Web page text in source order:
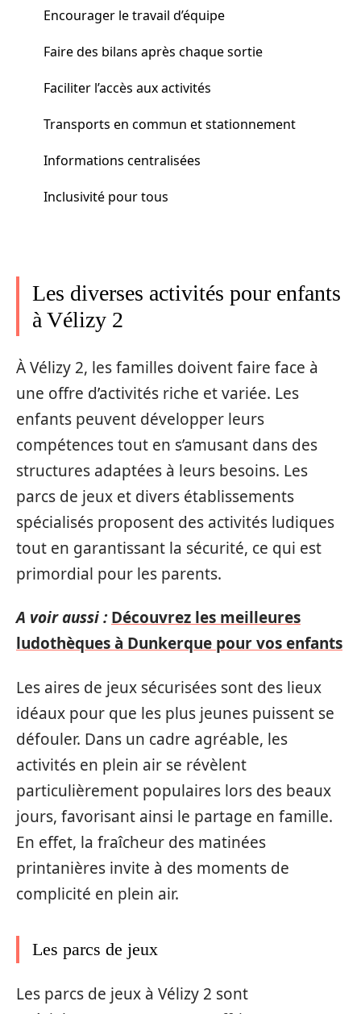
Encourager le travail d’équipe
Faire des bilans après chaque sortie
Faciliter l’accès aux activités
Transports en commun et stationnement
Informations centralisées
Inclusivité pour tous
Les diverses activités pour enfants
à Vélizy 2
À Vélizy 2, les familles doivent faire face à
une offre d’activités riche et variée. Les
enfants peuvent développer leurs
compétences tout en s’amusant dans des
structures adaptées à leurs besoins. Les
parcs de jeux et divers établissements
spécialisés proposent des activités ludiques
tout en garantissant la sécurité, ce qui est
primordial pour les parents.
A voir aussi : Découvrez les meilleures
ludothèques à Dunkerque pour vos enfants
Les aires de jeux sécurisées sont des lieux
idéaux pour que les plus jeunes puissent se
défouler. Dans un cadre agréable, les
activités en plein air se révèlent
particulièrement populaires lors des beaux
jours, favorisant ainsi le partage en famille.
En effet, la fraîcheur des matinées
printanières invite à des moments de
complicité en plein air.
Les parcs de jeux
Les parcs de jeux à Vélizy 2 sont